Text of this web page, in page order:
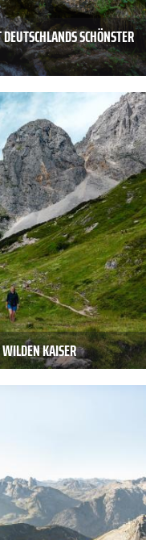
SCHÖNSTER
KAISER